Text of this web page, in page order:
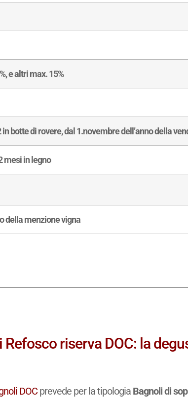
e altri max. 15%
in botte di rovere, dal 1.novembre dell’anno della
mesi in legno
della menzione vigna
riserva DOC: la
DOC prevede per la tipologia Bagnoli di